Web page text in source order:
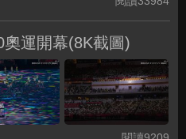
運開幕(8K截圖)